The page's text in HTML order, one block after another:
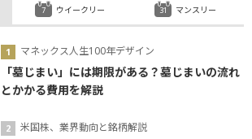
マネックス人生100年デザイン
「墓じまい」には期限がある？墓じまいの流れ
とかかる費用を解説
米国株、業界動向と銘柄解説
ウイークリー マンスリー